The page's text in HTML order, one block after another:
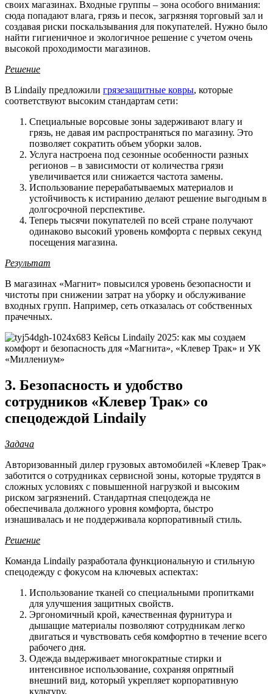
своих магазинах. Входные группы – зона особого внимания:
сюда попадают влага, грязь и песок, загрязняя торговый зал и
создавая риски поскальзывания для покупателей. Нужно было
найти гигиеничное и экологичное решение с учетом очень
высокой проходимости магазинов.
Решение
В Lindaily предложили грязезащитные ковры, которые
соответствуют высоким стандартам сети:
Специальные ворсовые зоны задерживают влагу и
грязь, не давая им распространяться по магазину. Это
позволяет сократить объем уборки залов.
Услуга настроена под сезонные особенности разных
регионов – в зависимости от количества грязи
увеличивается или снижается частота замены.
Использование перерабатываемых материалов и
устойчивость к истиранию делают решение выгодным в
долгосрочной перспективе.
Теперь тысячи покупателей по всей стране получают
одинаково высокий уровень комфорта с первых секунд
посещения магазина.
Результат
В магазинах «Магнит» повысился уровень безопасности и
чистоты при снижении затрат на уборку и обслуживание
входных групп. Например, сеть отказалась от собственных
прачечных.
3. Безопасность и удобство
сотрудников «Клевер Трак» со
спецодеждой Lindaily
Задача
Авторизованный дилер грузовых автомобилей «Клевер Трак»
заботится о сотрудниках сервисной зоны, которые трудятся в
сложных условиях с повышенной нагрузкой и высоким
риском загрязнений. Стандартная спецодежда не
обеспечивала должного уровня комфорта, быстро
изнашивалась и не поддерживала корпоративный стиль.
Решение
Команда Lindaily разработала функциональную и стильную
спецодежду с фокусом на ключевых аспектах:
Использование тканей со специальными пропитками
для улучшения защитных свойств.
Эргономичный крой, качественная фурнитура и
дышащие материалы позволяют сотрудникам легко
двигаться и чувствовать себя комфортно в течение всего
рабочего дня.
Одежда выдерживает многократные стирки и
интенсивное использование, сохраняя опрятный
внешний вид, который укрепляет корпоративную
культуру.